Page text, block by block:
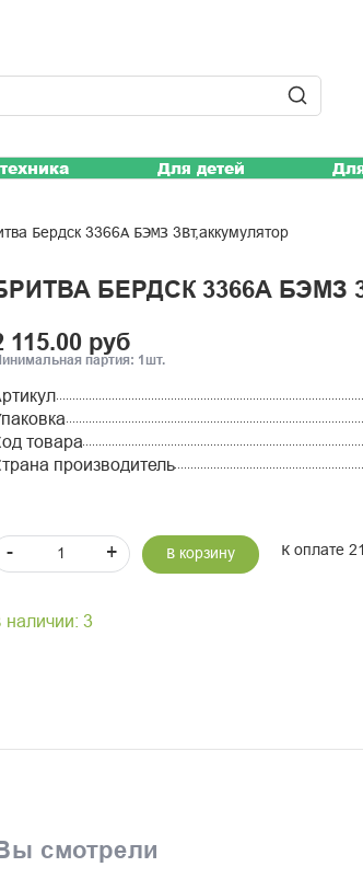
Для детей
Бердск 3366А БЭМЗ 3Вт,аккумулятор
БЕРДСК 3366А БЭМЗ
115.00 руб
партия: 1шт.
товара
производитель
- + В корзину К оплате
наличии: 3
смотрели